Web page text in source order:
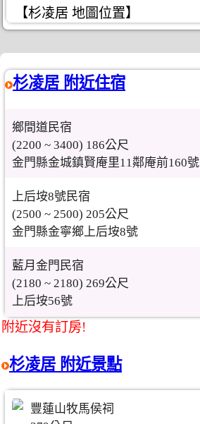
【杉凌居 地圖位置】
杉凌居 附近住宿
鄉間道民宿
(2200 ~ 3400) 186公尺
金門縣金城鎮賢庵里11鄰庵前160號
上后垵8號民宿
(2500 ~ 2500) 205公尺
金門縣金寧鄉上后垵8號
藍月金門民宿
(2180 ~ 2180) 269公尺
上后垵56號
附近沒有訂房!
杉凌居 附近景點
豐蓮山牧馬侯祠